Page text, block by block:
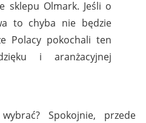
sklepu Olmark. Jeśli o
to chyba nie będzie
Polacy pokochali ten
i aranżacyjnej
Spokojnie, przede